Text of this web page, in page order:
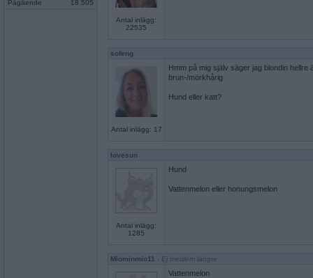
Pågående 18 505
Antal inlägg:
22535
sofeng
Antal inlägg: 17
Hmm på mig själv säger jag blondin hellre
brun-/mörkhårig
Hund eller katt?
lovesun
Antal inlägg:
1285
Hund
Vattenmelon eller honungsmelon
Miominmio11 - Ej medlem längre
Vattenmelon